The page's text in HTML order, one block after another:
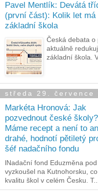
Pavel Mentlík: Devátá
(první část): Kolik let má
základní škola
Česká debata
aktuálně
základní škola.
středa 29. července
Markéta Hronová: Jak
pozvednout české školy?
Máme recept a není to
drahé, hodnotí pětiletý
šéf nadačního fondu
lNadační fond Eduzměna
vyzkoušel na Kutnohorsku,
kvalitu škol v celém Česku. T...